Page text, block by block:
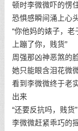
顿时李微微吓的愣
恐惧感瞬间涌上心
“你他妈的婊子，
上蹦了你，贱货”
周强那凶神恶煞的
她只能眼含泪花微
看到李微微终于老
出来
“还要反抗吗，贱货”
李微微赶紧乖巧的